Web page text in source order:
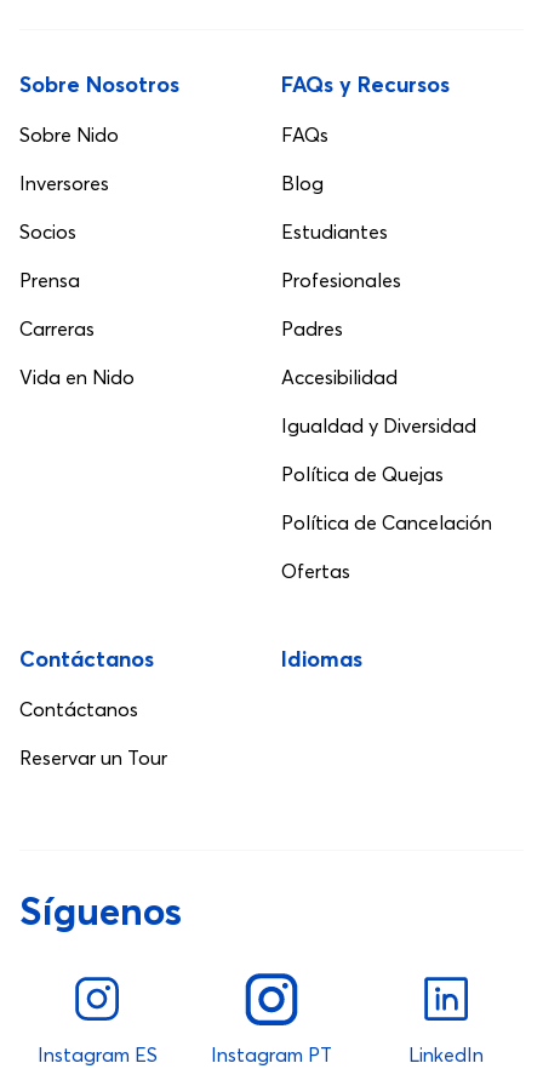
Sobre Nosotros
Sobre Nido
Inversores
Socios
Prensa
Carreras
Vida en Nido
FAQs y Recursos
FAQs
Blog
Estudiantes
Profesionales
Padres
Accesibilidad
Igualdad y Diversidad
Política de Quejas
Política de Cancelación
Ofertas
Contáctanos
Contáctanos
Reservar un Tour
Idiomas
Síguenos
Instagram ES Instagram PT LinkedIn